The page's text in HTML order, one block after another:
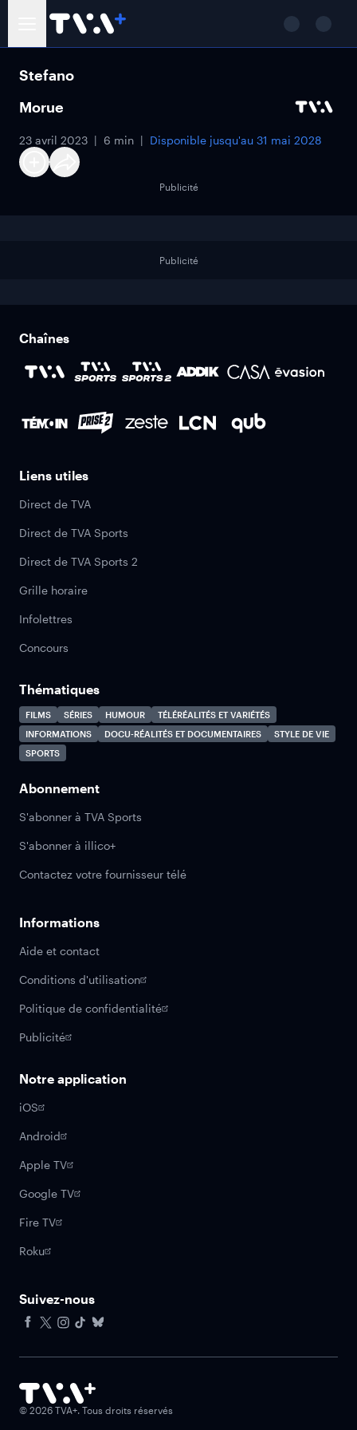
Stefano
Morue
23 avril 2023 6 min Disponible jusqu'au 31 mai 2028
Publicité
Publicité
Chaînes
Liens utiles
Direct de TVA
Direct de TVA Sports
Direct de TVA Sports 2
Grille horaire
Infolettres
Concours
Thématiques
FILMS SÉRIES HUMOUR
TÉLÉRÉALITÉS ET VARIÉTÉS
INFORMATIONS
DOCU-RÉALITÉS ET DOCUMENTAIRES
STYLE DE VIE
SPORTS
Abonnement
S'abonner à TVA Sports
S'abonner à illico+
Contactez votre fournisseur télé
Informations
Aide et contact
Conditions d'utilisation
Politique de confidentialité
Publicité
Notre application
iOS
Android
Apple TV
Google TV
Fire TV
Roku
Suivez-nous
© 2026 TVA+. Tous droits réservés